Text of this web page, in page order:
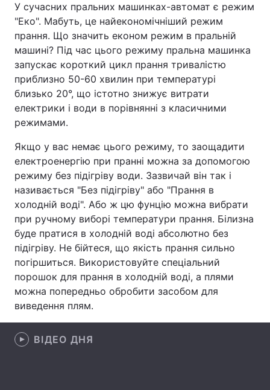
Зброя Інциденти
Здоров'я Туризм
Цікавинки Погода
Регіони
Лонгріди
Відео з Youtube Статті
Інтерв'ю Думки
Архів Вакансії
Контакти
Послуги
У сучасних пральних машинках-автомат є режим
"Еко". Мабуть, це найекономічніший режим
прання. Що значить економ режим в пральній
машині? Під час цього режиму пральна машинка
запускає короткий цикл прання тривалістю
приблизно 50-60 хвилин при температурі
близько 20°, що істотно знижує витрати
електрики і води в порівнянні з класичними
режимами.
Якщо у вас немає цього режиму, то заощадити
електроенергію при пранні можна за допомогою
режиму без підігріву води. Зазвичай він так і
називається "Без підігріву" або "Прання в
холодній воді". Або ж цю фунцію можна вибрати
при ручному виборі температури прання. Білизна
буде пратися в холодній воді абсолютно без
підігріву. Не бійтеся, що якість прання сильно
погіршиться. Використовуйте спеціальний
порошок для прання в холодній воді, а плями
можна попередньо обробити засобом для
виведення плям.
ВІДЕО ДНЯ